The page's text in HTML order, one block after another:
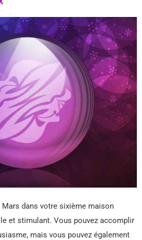
Mars dans votre sixième maison
et stimulant. Vous pouvez accomplir
mais vous pouvez également